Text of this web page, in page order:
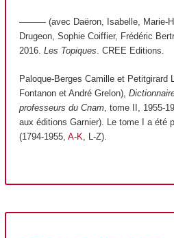
——— (avec Daëron, Isabelle, Marie-
Drugeon, Sophie Coiffier, Frédéric
2016. Les Topiques. CREE Editions.
Paloque-Berges Camille et Petitgirard
Fontanon et André Grelon),
professeurs du Cnam , tome II, 1955-
aux éditions Garnier). Le tome I a été
(1794-1955, A-K , L-Z).